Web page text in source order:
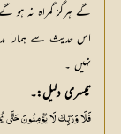
گے ہرگز گمراہ نہ ہو
اس حدیث سے ہمارا
نہیں ۔
تیسری دلیل:۔
فَلَا وَرَبِّكَ لَا يُؤْمِنُونَ حَتَّى